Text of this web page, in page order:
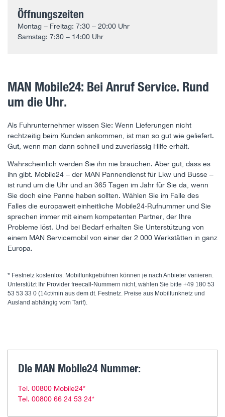
Öffnungszeiten
Montag – Freitag: 7:30 – 20:00 Uhr
Samstag: 7:30 – 14:00 Uhr
MAN Mobile24: Bei Anruf Service. Rund
um die Uhr.
Als Fuhrunternehmer wissen Sie: Wenn Lieferungen nicht
rechtzeitig beim Kunden ankommen, ist man so gut wie geliefert.
Gut, wenn man dann schnell und zuverlässig Hilfe erhält.
Wahrscheinlich werden Sie ihn nie brauchen. Aber gut, dass es
ihn gibt. Mobile24 – der MAN Pannendienst für Lkw und Busse –
ist rund um die Uhr und an 365 Tagen im Jahr für Sie da, wenn
Sie doch eine Panne haben sollten. Wählen Sie im Falle des
Falles die europaweit einheitliche Mobile24-Rufnummer und Sie
sprechen immer mit einem kompetenten Partner, der Ihre
Probleme löst. Und bei Bedarf erhalten Sie Unterstützung von
einem MAN Servicemobil von einer der 2 000 Werkstätten in ganz
Europa.
* Festnetz kostenlos. Mobilfunkgebühren können je nach Anbieter variieren.
Unterstützt Ihr Provider freecall-Nummern nicht, wählen Sie bitte +49 180 53
53 53 33 0 (14ct/min aus dem dt. Festnetz. Preise aus Mobilfunknetz und
Ausland abhängig vom Tarif).
Die MAN Mobile24 Nummer:
Tel. 00800 Mobile24*
Tel. 00800 66 24 53 24*